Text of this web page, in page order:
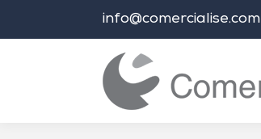
info@comercialise.com